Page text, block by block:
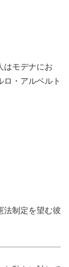
はモデナにお
ロ・アルベルト
法制定を望む彼